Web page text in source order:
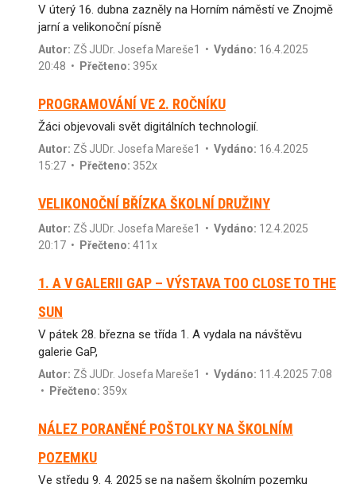
V úterý 16. dubna zazněly na Horním náměstí ve Znojmě
jarní a velikonoční písně
Autor: ZŠ JUDr. Josefa Mareše1 • Vydáno: 16.4.2025
20:48 •
Přečteno: 395x
PROGRAMOVÁNÍ VE 2. ROČNÍKU
Žáci objevovali svět digitálních technologií.
Autor: ZŠ JUDr. Josefa Mareše1 • Vydáno: 16.4.2025
15:27 •
Přečteno: 352x
VELIKONOČNÍ BŘÍZKA ŠKOLNÍ DRUŽINY
Autor: ZŠ JUDr. Josefa Mareše1 • Vydáno: 12.4.2025
20:17 •
Přečteno: 411x
1. A V GALERII GAP – VÝSTAVA TOO CLOSE TO THE
SUN
V pátek 28. března se třída 1. A vydala na návštěvu
galerie GaP,
Autor: ZŠ JUDr. Josefa Mareše1 • Vydáno: 11.4.2025 7:08
•
Přečteno: 359x
NÁLEZ PORANĚNÉ POŠTOLKY NA ŠKOLNÍM
POZEMKU
Ve středu 9. 4. 2025 se na našem školním pozemku